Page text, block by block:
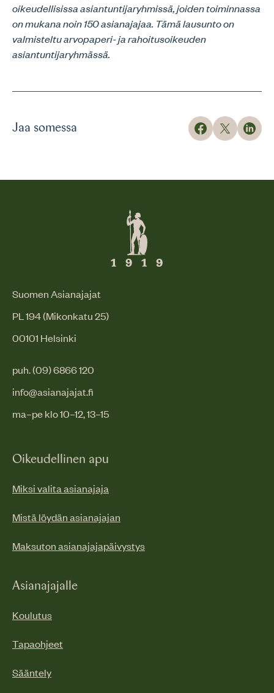
oikeudellisissa asiantuntijaryhmissä, joiden toiminnassa
on mukana noin 150 asianajajaa. Tämä lausunto on
valmisteltu arvopaperi- ja rahoitusoikeuden
asiantuntijaryhmässä.
Jaa somessa
Suomen Asianajajat
PL 194 (Mikonkatu 25)
00101 Helsinki
puh. (09) 6866 120
info@asianajajat.fi
ma–pe klo 10–12, 13–15
Oikeudellinen apu
Miksi valita asianajaja
Mistä löydän asianajajan
Maksuton asianajajapäivystys
Asianajajalle
Koulutus
Tapaohjeet
Sääntely